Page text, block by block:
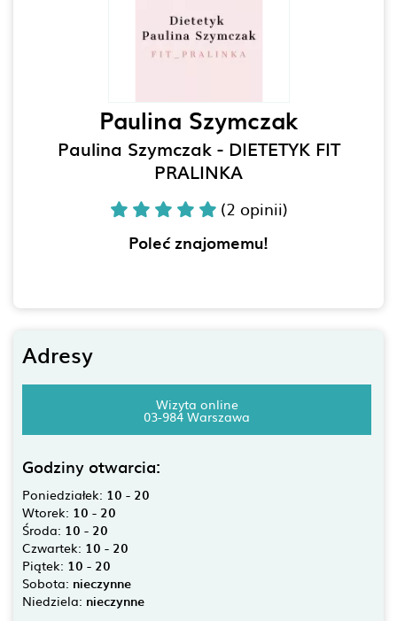
Paulina Szymczak
Paulina Szymczak - DIETETYK FIT
PRALINKA
(2 opinii)
Poleć znajomemu!
Adresy
Wizyta online
03-984 Warszawa
Godziny otwarcia:
Poniedziałek: 10 - 20
Wtorek: 10 - 20
Środa: 10 - 20
Czwartek: 10 - 20
Piątek: 10 - 20
Sobota: nieczynne
Niedziela: nieczynne